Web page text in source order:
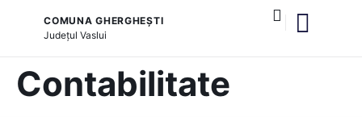
COMUNA GHERGHEȘTI
JudețulVaslui
Contabilitate